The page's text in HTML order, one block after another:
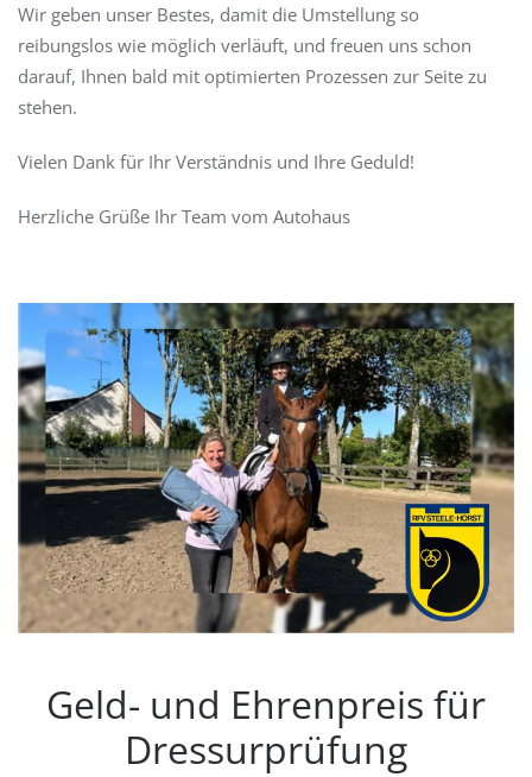
Wir geben unser Bestes, damit die Umstellung so
reibungslos wie möglich verläuft, und freuen uns schon
darauf, Ihnen bald mit optimierten Prozessen zur Seite zu
stehen.
Vielen Dank für Ihr Verständnis und Ihre Geduld!
Herzliche Grüße Ihr Team vom Autohaus
Geld- und Ehrenpreis für
Dressurprüfung